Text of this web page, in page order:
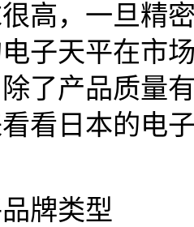
高，一旦精
子天平在市
了产品质量
看日本的电
牌类型